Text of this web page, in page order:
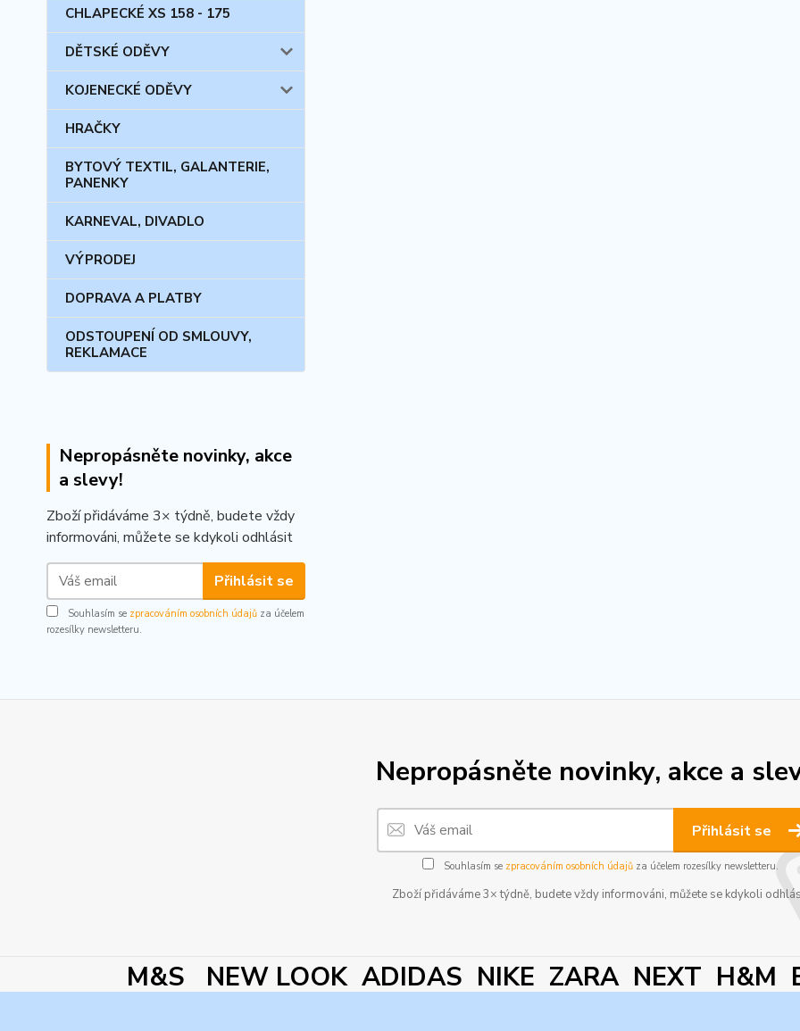
CHLAPECKÉ XS 158 - 175
DĚTSKÉ ODĚVY
KOJENECKÉ ODĚVY
HRAČKY
BYTOVÝ TEXTIL, GALANTERIE,
PANENKY
KARNEVAL, DIVADLO
VÝPRODEJ
DOPRAVA A PLATBY
ODSTOUPENÍ OD SMLOUVY,
REKLAMACE
Nepropásněte novinky, akce
a slevy!
Zboží přidáváme 3× týdně, budete vždy
informováni, můžete se kdykoli odhlásit
Přihlásit se
Souhlasím se zpracováním osobních údajů za účelem
rozesílky newsletteru.
Nepropásněte novinky, akce a
Přihlásit se
Souhlasím se zpracováním osobních údajůza účelem rozesílky newsletteru.
Zboží přidáváme 3× týdně, budete vždy informováni, můžete se kdykoli
M&S NEW LOOK ADIDAS NIKE ZARA NEXT H&M